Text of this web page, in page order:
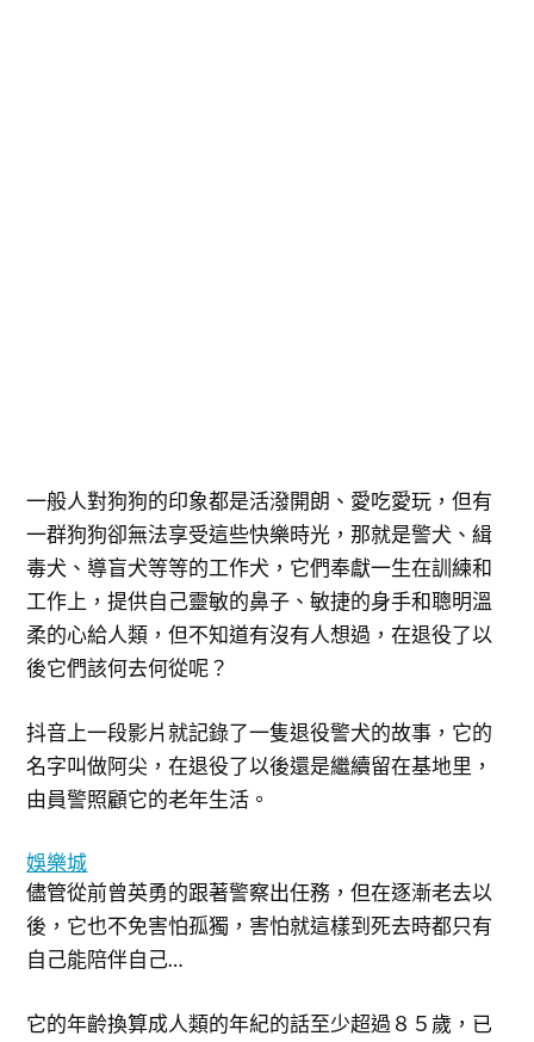
一般人對狗狗的印象都是活潑開朗、愛吃愛玩，但有
一群狗狗卻無法享受這些快樂時光，那就是警犬、緝
毒犬、導盲犬等等的工作犬，它們奉獻一生在訓練和
工作上，提供自己靈敏的鼻子、敏捷的身手和聰明溫
柔的心給人類，但不知道有沒有人想過，在退役了以
後它們該何去何從呢？
抖音上一段影片就記錄了一隻退役警犬的故事，它的
名字叫做阿尖，在退役了以後還是繼續留在基地里，
由員警照顧它的老年生活。
娛樂城
儘管從前曾英勇的跟著警察出任務，但在逐漸老去以
後，它也不免害怕孤獨，害怕就這樣到死去時都只有
自己能陪伴自己…
它的年齡換算成人類的年紀的話至少超過８５歲，已